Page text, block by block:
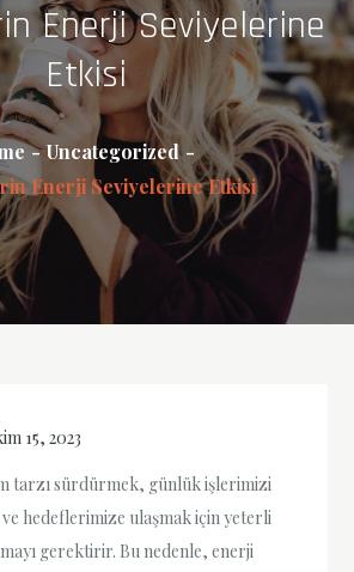
Enerji Seviyelerine
Etkisi
Uncategorized
Enerji Seviyelerine Etkisi
15, 2023
tarzı sürdürmek, günlük işlerimizi
hedeflerimize ulaşmak için yeterli
gerektirir. Bu nedenle, enerji